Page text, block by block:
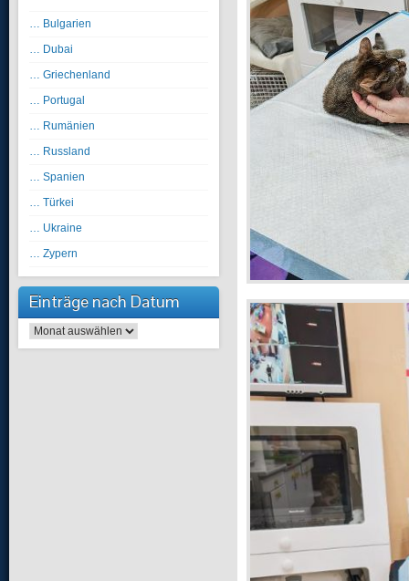
… Bulgarien
… Dubai
… Griechenland
… Portugal
… Rumänien
… Russland
… Spanien
… Türkei
… Ukraine
… Zypern
Einträge nach Datum
Einträge nach Datum